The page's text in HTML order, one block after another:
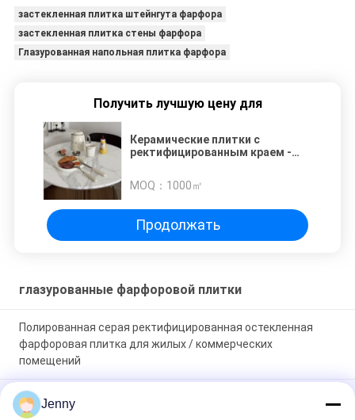
застекленная плитка штейнгута фарфора
застекленная плитка стены фарфора
Глазурованная напольная плитка фарфора
Получить лучшую цену для
Керамические плитки с
ректифицированным краем -
MOQ： 1000㎡
Продолжать
глазурованные фарфоровой плитки
Полированная серая ректифицированная остекленная
фарфоровая плитка для жилых / коммерческих
помещений
Глянцевая глазурная ректифицированная фарфоровая
плитка с полированной отделкой с низким уровнем
Jenny